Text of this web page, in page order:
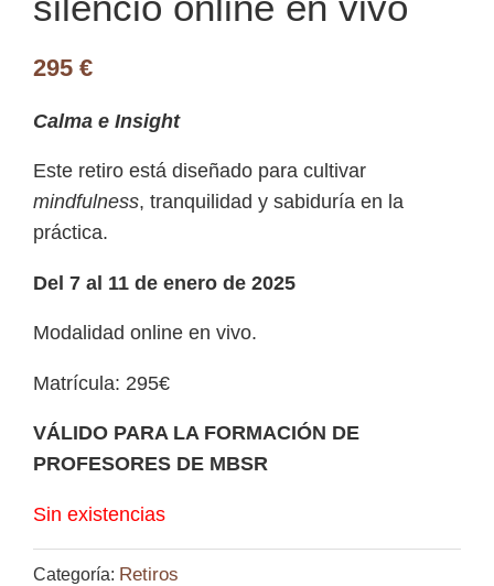
295 €
Calma e Insight
Este retiro está diseñado para cultivar
mindfulness, tranquilidad y sabiduría en la
práctica.
Del 7 al 11 de enero de 2025
Modalidad online en vivo.
Matrícula: 295€
VÁLIDO PARA LA FORMACIÓN DE
PROFESORES DE MBSR
Sin existencias
Categoría: Retiros